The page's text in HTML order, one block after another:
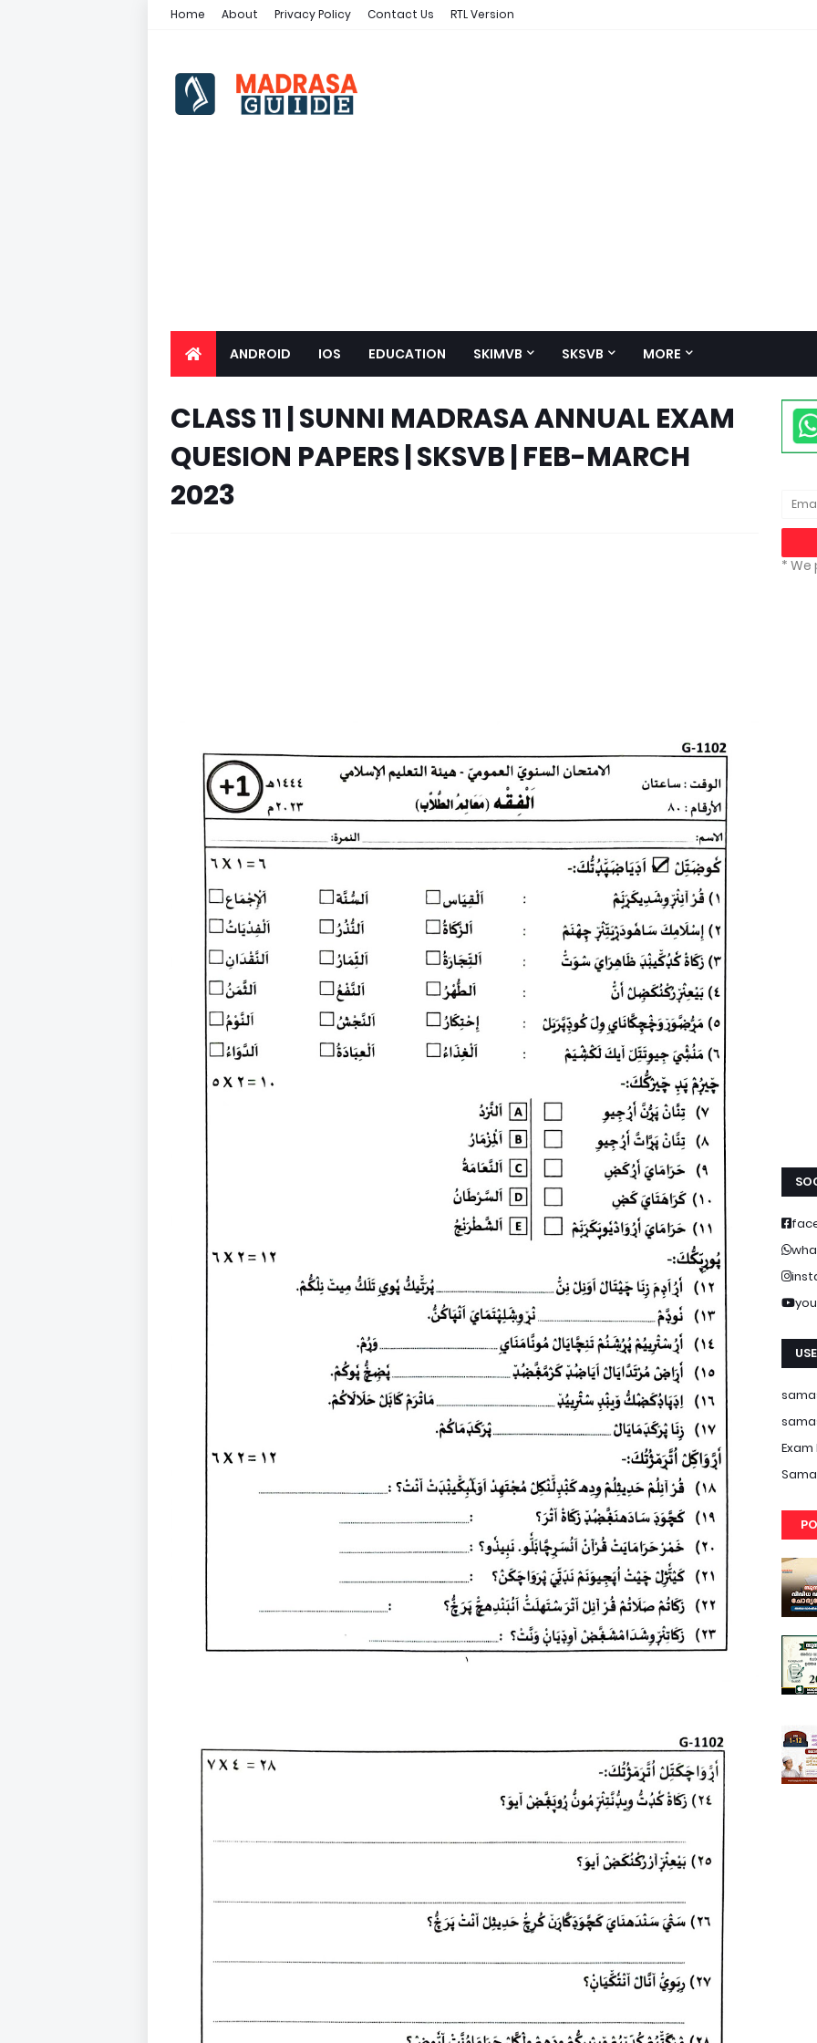
Home About Privacy Policy Contact Us RTL Version
ANDROID IOS EDUCATION SKIMVB SKSVB MORE
CLASS 11 | SUNNI MADRASA ANNUAL EXAM
QUESION PAPERS | SKSVB | FEB-MARCH
2023
*
Exam